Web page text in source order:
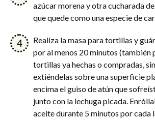
azúcar morena y otra cucharada
que quede como una especie de
Realiza la masa para tortillas y
por al menos 20 minutos (también
tortillas ya hechas o compradas,
extiéndelas sobre una superficie
encima el guiso de atún que
junto con la lechuga picada.
aceite durante 5 minutos por cada